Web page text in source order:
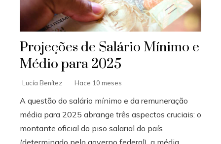
Projeções de Salário Mínimo e
Médio para 2025
Lucía Benítez Hace 10 meses
A questão do salário mínimo e da remuneração
média para 2025 abrange três aspectos cruciais: o
montante oficial do piso salarial do país
(determinado pelo governo federal), a média...